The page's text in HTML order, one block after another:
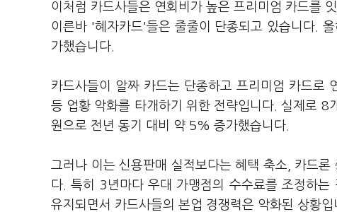
이처럼 카드사들은 연회비가 높은 프리미엄 카드를
이른바 '혜자카드'들은 줄줄이 단종되고 있습니다.
가했습니다.
카드사들이 알짜 카드는 단종하고 프리미엄 카드로
등 업황 악화를 타개하기 위한 전략입니다. 실제로
원으로 전년 동기 대비 약 5% 증가했습니다.
그러나 이는 신용판매 실적보다는 혜택 축소, 카드
다. 특히 3년마다 우대 가맹점의 수수료를 조정하
유지되면서 카드사들의 본업 경쟁력은 악화된 상황입